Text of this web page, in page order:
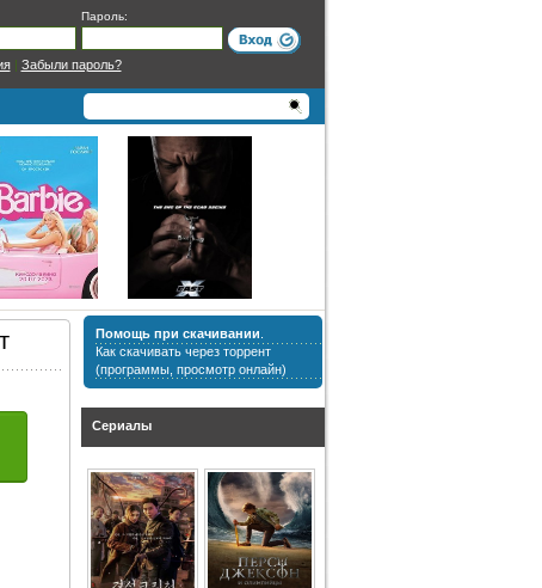
Пароль:
| Забыли пароль?
Помощь при скачивании
Как скачивать через торрент
(программы, просмотр онлайн)
Сериалы